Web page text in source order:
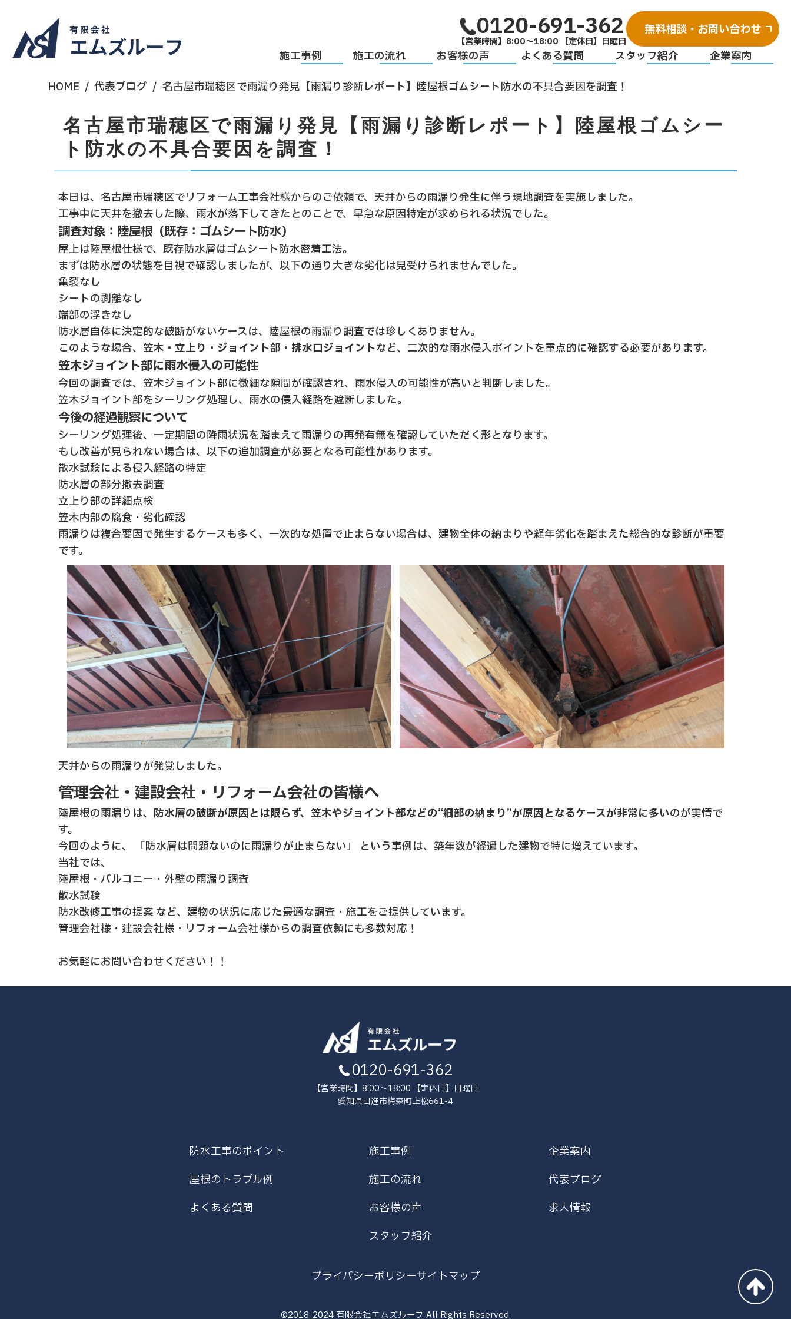
0120-691-362
【営業時間】8:00～18:00 【定休日】日曜日
無料相談・お問い合わせ
施工事例
施工の流れ お客様の声 よくある質問 スタッフ紹介
企業案内
HOME
代表ブログ 名古屋市瑞穂区で雨漏り発見【雨漏り診断レポート】陸屋根ゴムシート防水の不具合要因を調査！
名古屋市瑞穂区で雨漏り発見【雨漏り診断レポート】陸屋根ゴムシー
ト防水の不具合要因を調査！
本日は、名古屋市瑞穂区でリフォーム工事会社様からのご依頼で、天井からの雨漏り発生に伴う現地調査を実施しました。
工事中に天井を撤去した際、雨水が落下してきたとのことで、早急な原因特定が求められる状況でした。
調査対象：陸屋根（既存：ゴムシート防水）
屋上は陸屋根仕様で、既存防水層はゴムシート防水密着工法。
まずは防水層の状態を目視で確認しましたが、以下の通り大きな劣化は見受けられませんでした。
亀裂なし
シートの剥離なし
端部の浮きなし
防水層自体に決定的な破断がないケースは、陸屋根の雨漏り調査では珍しくありません。
このような場合、 笠木・立上り・ジョイント部・排水口ジョイントなど、二次的な雨水侵入ポイントを重点的に確認する必要があります。
笠木ジョイント部に雨水侵入の可能性
今回の調査では、笠木ジョイント部に微細な隙間が確認され、雨水侵入の可能性が高いと判断しました。
笠木ジョイント部をシーリング処理し、雨水の侵入経路を遮断しました。
今後の経過観察について
シーリング処理後、一定期間の降雨状況を踏まえて雨漏りの再発有無を確認していただく形となります。
もし改善が見られない場合は、以下の追加調査が必要となる可能性があります。
散水試験による侵入経路の特定
防水層の部分撤去調査
立上り部の詳細点検
笠木内部の腐食・劣化確認
雨漏りは複合要因で発生するケースも多く、一次的な処置で止まらない場合は、建物全体の納まりや経年劣化を踏まえた総合的な診断が重要
です。
天井からの雨漏りが発覚しました。
管理会社・建設会社・リフォーム会社の皆様へ
陸屋根の雨漏りは、 防水層の破断が原因とは限らず、笠木やジョイント部などの“細部の納まり”が原因となるケースが非常に多いのが実情で
す。
今回のように、 「防水層は問題ないのに雨漏りが止まらない」 という事例は、築年数が経過した建物で特に増えています。
当社では、
陸屋根・バルコニー・外壁の雨漏り調査
散水試験
防水改修工事の提案 など、建物の状況に応じた最適な調査・施工をご提供しています。
管理会社様・建設会社様・リフォーム会社様からの調査依頼にも多数対応！
お気軽にお問い合わせください！！
0120-691-362
【営業時間】8:00～18:00 【定休日】日曜日
愛知県日進市梅森町上松661-4
防水工事のポイント
屋根のトラブル例
よくある質問
施工事例
施工の流れ
お客様の声
スタッフ紹介
企業案内
代表ブログ
求人情報
プライバシーポリシーサイトマップ
©2018-2024 有限会社エムズルーフ All Rights Reserved.